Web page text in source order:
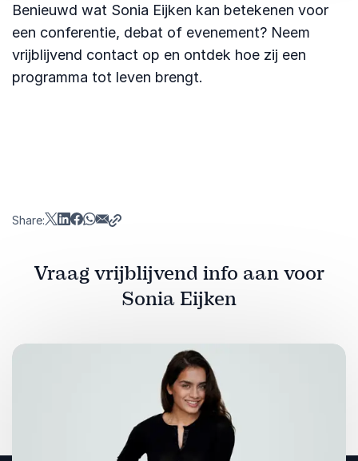
Benieuwd wat Sonia Eijken kan betekenen voor
een conferentie, debat of evenement? Neem
vrijblijvend contact op en ontdek hoe zij een
programma tot leven brengt.
Share:
Vraag vrijblijvend info aan voor
Sonia Eijken